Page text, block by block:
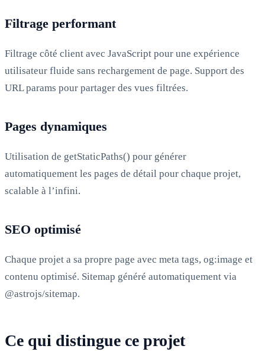
Filtrage performant
Filtrage côté client avec JavaScript pour une expérience
utilisateur fluide sans rechargement de page. Support des
URL params pour partager des vues filtrées.
Pages dynamiques
Utilisation de getStaticPaths() pour générer
automatiquement les pages de détail pour chaque projet,
scalable à l’infini.
SEO optimisé
Chaque projet a sa propre page avec meta tags, og:image et
contenu optimisé. Sitemap généré automatiquement via
@astrojs/sitemap.
Ce qui distingue ce projet